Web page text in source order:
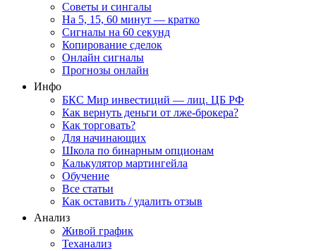
Советы и сингалы
На 5, 15, 60 минут — кратко
Сигналы на 60 секунд
Копирование сделок
Онлайн сигналы
Прогнозы онлайн
Инфо
БКС Мир инвестиций — лиц. ЦБ РФ
Как вернуть деньги от лже-брокера?
Как торговать?
Для начинающих
Школа по бинарным опционам
Калькулятор мартингейла
Обучение
Все статьи
Как оставить / удалить отзыв
Анализ
Живой график
Теханализ